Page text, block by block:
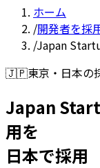
ホーム
/開発者を採
/Japan
🇯🇵東京・日本の
Japan
用を
日本で採用